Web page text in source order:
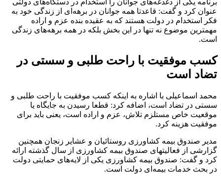
عنوان کرد و گفت: قاعدتا همه جوانان در برهه‌ای از زندگی خود به
فکر استخدام در دولت هستند که به عقیده بنده عزم و اراده
مهمترین موضوع نه تنها در این بخش بلکه در همه برهه‌های زندگی
است.
کسب موفقیت با راحت طلبی و سستی در
تضاد است
محمد اسماعیلی با اشاره به اینکه کسب موفقیت با راحت طلبی و
سستی در تضاد است، اضافه کرد: قطعا رسیدن به جایگاه یا
موقعیت خاص مستلزم تلاش، عزم و اراده است، یعنی باید برای
موفقیت هزینه کرد.
مدیر صندوق بیمه کشاورزی روستائیان و عشایر زنجان همچنین
گزارشی از فعالیت‎های صندوق بیمه کشاورزی از سال گذشته ارائه
کرد و گفت: صندوق بیمه کشاورزی یکی از لایه‌های حمایتی دولت
در بحث خدمات بیمه‌ای دولت است.